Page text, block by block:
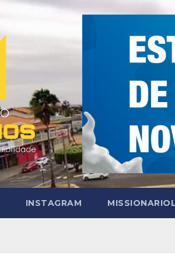
INSTAGRAM